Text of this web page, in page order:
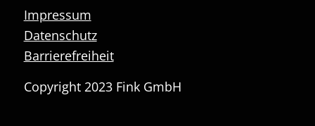
Impressum
Datenschutz
Barrierefreiheit
Copyright 2023 Fink GmbH